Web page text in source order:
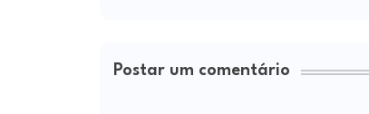
Postar um comentário